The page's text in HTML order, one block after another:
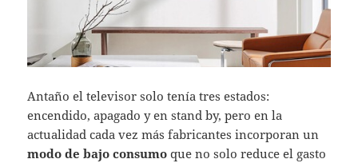
Antaño el televisor solo tenía tres estados:
encendido, apagado y en stand by, pero en la
actualidad cada vez más fabricantes incorporan un
modo de bajo consumoque no solo reduce el gasto